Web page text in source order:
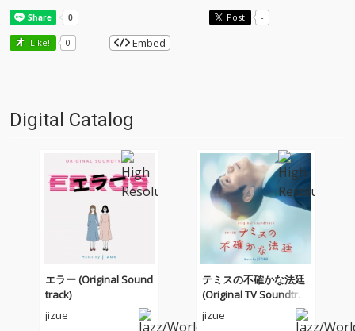
Post -
Like! 0 Embed
Digital Catalog
エラー (Original Sound
track)
jizue
テミスの不確かな法廷
(Original TV Soundtrac
k) (Digital Edition)
jizue